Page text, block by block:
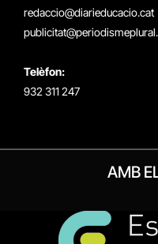
redaccio@diarieducacio.cat
Telèfon:
932 311 247
AMB